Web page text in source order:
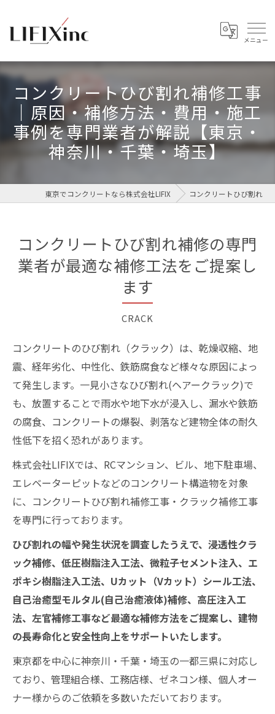
コンクリートひび割れ補修工事
｜原因・補修方法・費用・施工
事例を専門業者が解説【東京・
神奈川・千葉・埼玉】
東京でコンクリートなら株式会社LIFIX コンクリートひび割れ
コンクリートひび割れ補修の専門
業者が最適な補修工法をご提案し
ます
CRACK
コンクリートのひび割れ（クラック）は、乾燥収縮、地
震、経年劣化、中性化、鉄筋腐食など様々な原因によっ
て発生します。一見小さなひび割れ(ヘアークラック)で
も、放置することで雨水や地下水が浸入し、漏水や鉄筋
の腐食、コンクリートの爆裂、剥落など建物全体の耐久
性低下を招く恐れがあります。
株式会社LIFIXでは、RCマンション、ビル、地下駐車場、
エレベーターピットなどのコンクリート構造物を対象
に、コンクリートひび割れ補修工事・クラック補修工事
を専門に行っております。
ひび割れの幅や発生状況を調査したうえで、浸透性クラ
ック補修、低圧樹脂注入工法、微粒子セメント注入、エ
ポキシ樹脂注入工法、Uカット（Vカット）シール工法、
自己治癒型モルタル(自己治癒液体)補修、高圧注入工
法、左官補修工事など最適な補修方法をご提案し、建物
の長寿命化と安全性向上をサポートいたします。
東京都を中心に神奈川・千葉・埼玉の一都三県に対応し
ており、管理組合様、工務店様、ゼネコン様、個人オー
ナー様からのご依頼を多数いただいております。